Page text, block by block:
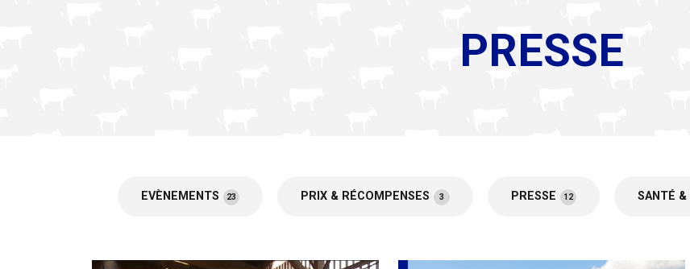
PRESSE
EVÈNEMENTS 23 PRIX & RÉCOMPENSES 3 PRESSE 12 SANTÉ &